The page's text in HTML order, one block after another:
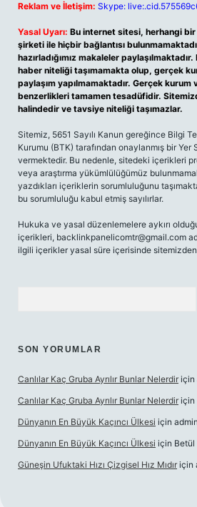
Reklam ve İletişim: Skype:
Yasal Uyarı: Bu internet sitesi, herhangi
şirketi ile hiçbir bağlantısı
hazırladığımız makaleler
haber niteliği taşımamakta olup, gerçek
paylaşım yapılmamaktadır. Gerçek kurum
benzerlikleri tamamen tesadüfidir.
halindedir ve tavsiye niteliği taşımazlar.
Sitemiz, 5651 Sayılı Kanun gereğince Bilgi
Kurumu (BTK) tarafından onaylanmış bir Yer
vermektedir. Bu nedenle, sitedeki içerikleri
veya araştırma yükümlülüğümüz
yazdıkları içeriklerin sorumluluğunu
bu sorumluluğu kabul etmiş sayılırlar.
Hukuka ve yasal düzenlemelere aykırı
içerikleri, backlinkpanelicomtr@gmail.com
ilgili içerikler yasal süre içerisinde sitemizden
SON YORUMLAR
Canlılar Kaç Gruba Ayrılır Bunlar Nelerdir için
Canlılar Kaç Gruba Ayrılır Bunlar Nelerdir için
Dünyanın En Büyük Kaçıncı Ülkesi için admin
Dünyanın En Büyük Kaçıncı Ülkesi için Betül
Güneşin Ufuktaki Hızı Çizgisel Hız Mıdır için